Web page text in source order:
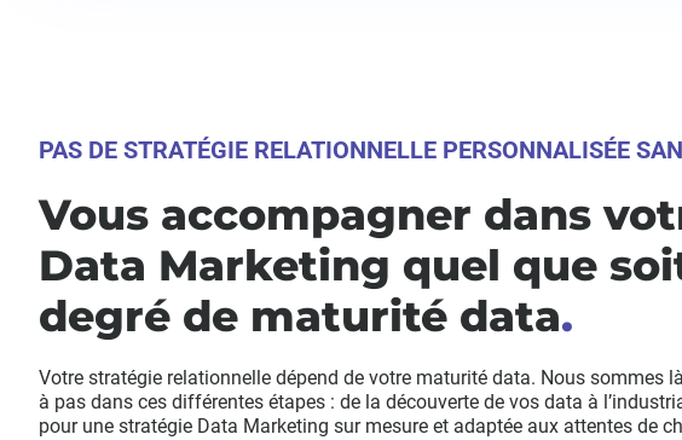
PAS DE STRATÉGIE RELATIONNELLE PERSONNALISÉE
Vous accompagner dans
Data Marketing quel que
degré de maturité data.
Votre stratégie relationnelle dépend de votre maturité data. Nous sommes
à pas dans ces différentes étapes : de la découverte de vos data à
pour une stratégie Data Marketing sur mesure et adaptée aux attentes de